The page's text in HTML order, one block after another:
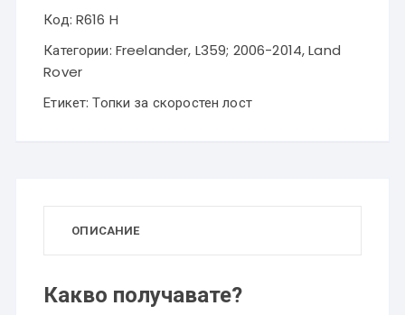
за
Код: R616 H
Категории: Freelander, L359; 2006-2014,Land
Rover
Етикет:Топки за скоростен лост
ОПИСАНИЕ
Какво получавате?